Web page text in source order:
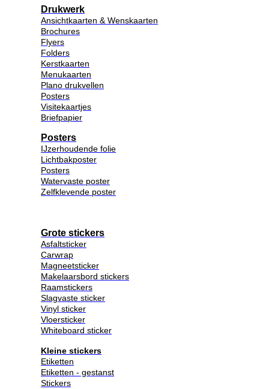
Drukwerk
Ansichtkaarten & Wenskaarten
Brochures
Flyers
Folders
Kerstkaarten
Menukaarten
Plano drukvellen
Posters
Visitekaartjes
Briefpapier
Posters
IJzerhoudende folie
Lichtbakposter
Posters
Watervaste poster
Zelfklevende poster
Grote stickers
Asfaltsticker
Carwrap
Magneetsticker
Makelaarsbord stickers
Raamstickers
Slagvaste sticker
Vinyl sticker
Vloersticker
Whiteboard sticker
Kleine stickers
Etiketten
Etiketten - gestanst
Stickers